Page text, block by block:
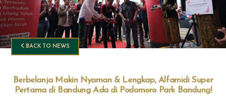
BACK TO NEWS
Berbelanja Makin Nyaman & Lengkap, Alfamidi Super
Pertama di Bandung Ada di Podomoro Park Bandung!